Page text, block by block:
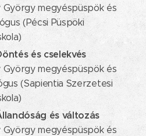
György megyéspüspök és
(Pécsi Püspöki
és cselekvés
György megyéspüspök és
(Sapientia Szerzetesi
és változás
György megyéspüspök és